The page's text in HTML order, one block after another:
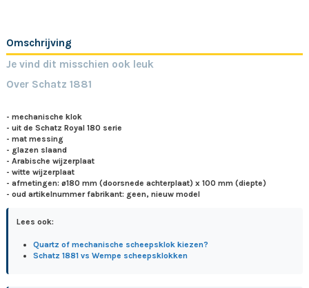
Omschrijving
Je vind dit misschien ook leuk
Over Schatz 1881
- mechanische klok
- uit de Schatz Royal 180 serie
- mat messing
- glazen slaand
- Arabische wijzerplaat
- witte wijzerplaat
- afmetingen: ø180 mm (doorsnede achterplaat) x 100 mm (diepte)
- oud artikelnummer fabrikant: geen, nieuw model
Lees ook:
Quartz of mechanische scheepsklok kiezen?
Schatz 1881 vs Wempe scheepsklokken